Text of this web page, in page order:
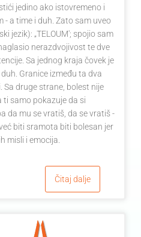
jedino ako istovremeno i
- a time i duh. Zato sam uveo
jezik): „TELOUM'; spojio sam
nerazdvojivost te dve
Sa jednog kraja čovek je
Granice između ta dva
Sa druge strane, bolest nije
ti samo pokazuje da si
da mu se vratiš, da se vratiš -
biti sramota biti bolesan jer
misli i emocija.
Čitaj dalje